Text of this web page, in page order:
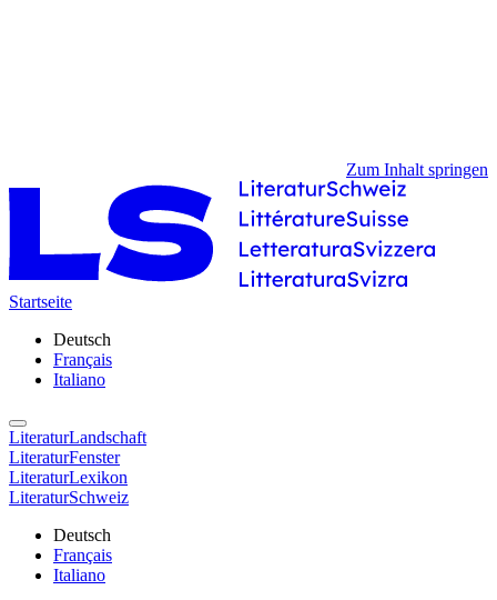
Zum Inhalt springen
Startseite
Deutsch
Français
Italiano
LiteraturLandschaft
LiteraturFenster
LiteraturLexikon
LiteraturSchweiz
Deutsch
Français
Italiano